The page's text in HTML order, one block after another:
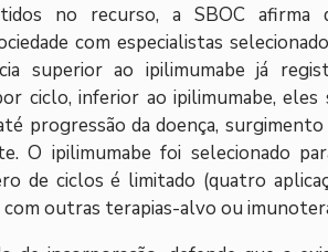
no recurso, a SBOC afirma
com especialistas
superior ao ipilimumabe já
ciclo, inferior ao ipilimumabe,
progressão da doença,
O ipilimumabe foi selecionado
de ciclos é limitado (quatro
outras terapias-alvo ou